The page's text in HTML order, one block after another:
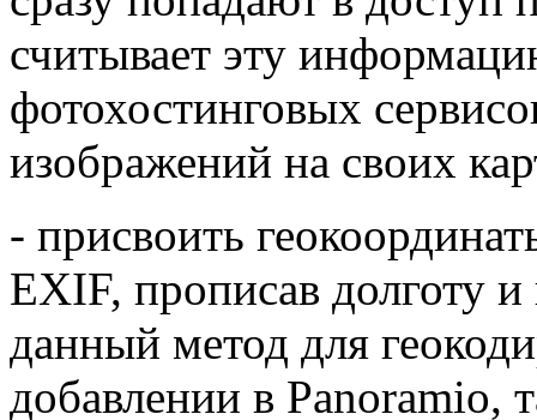
считывает эту
фотохостинговых
изображений на своих
- присвоить
EXIF, прописав долготу
данный метод для
добавлении в Panoramio,